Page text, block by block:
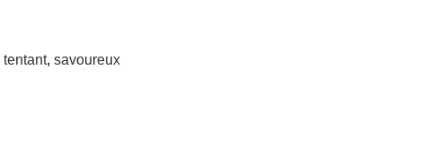
tentant, savoureux